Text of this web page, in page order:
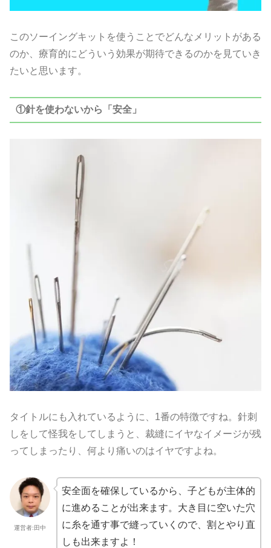
このソーイングキットを使うことでどんなメリットがある
のか、療育的にどういう効果が期待できるのかを見ていき
たいと思います。
①針を使わないから「安全」
タイトルにも入れているように、1番の特徴ですね。針刺
しをして怪我をしてしまうと、裁縫にイヤなイメージが残
ってしまったり、何より痛いのはイヤですよね。
運営者:田中
安全面を確保しているから、子どもが主体的
に進めることが出来ます。大き目に空いた穴
に糸を通す事で縫っていくので、割とやり直
しも出来ますよ！